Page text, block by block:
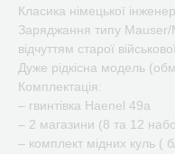
Класика німецької
Заряджання типу
відчуттям старої
Дуже рідкісна модель
Комплектація:
– гвинтівка Haenel 49a
– 2 магазини (8 та 12
– комплект мідних куль (